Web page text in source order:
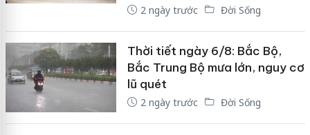
2 ngày trước Đời Sống
Thời tiết ngày 6/8: Bắc Bộ,
Bắc Trung Bộ mưa lớn, nguy cơ
lũ quét
2 ngày trước Đời Sống